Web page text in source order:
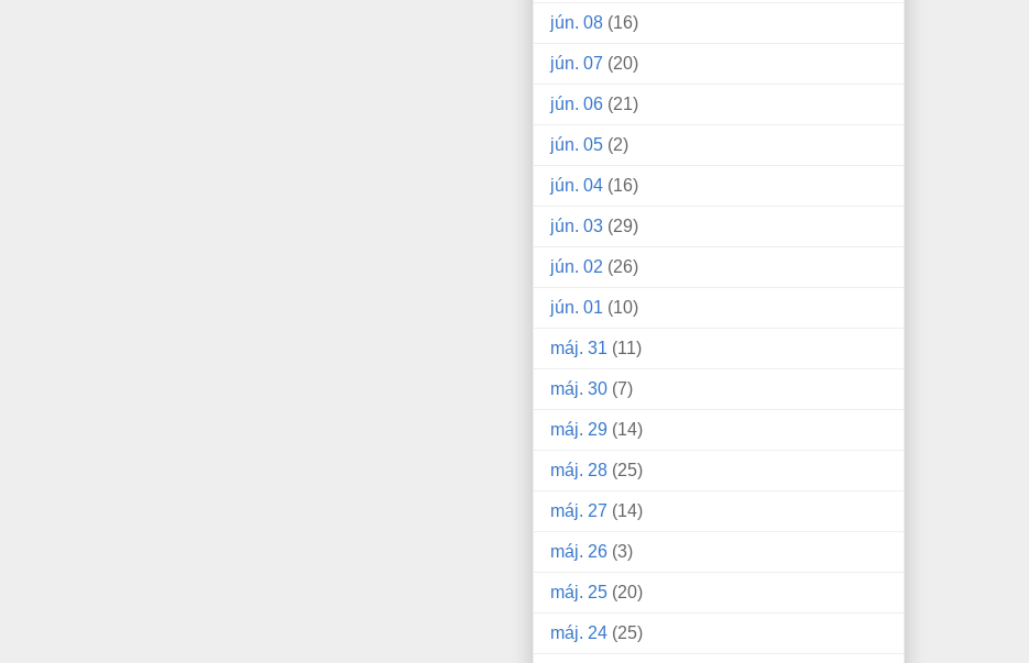
jún. 08 (16)
jún. 07 (20)
jún. 06 (21)
jún. 05 (2)
jún. 04 (16)
jún. 03 (29)
jún. 02 (26)
jún. 01 (10)
máj. 31 (11)
máj. 30 (7)
máj. 29 (14)
máj. 28 (25)
máj. 27 (14)
máj. 26 (3)
máj. 25 (20)
máj. 24 (25)